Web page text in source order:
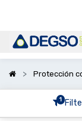
Protección
1
opciones